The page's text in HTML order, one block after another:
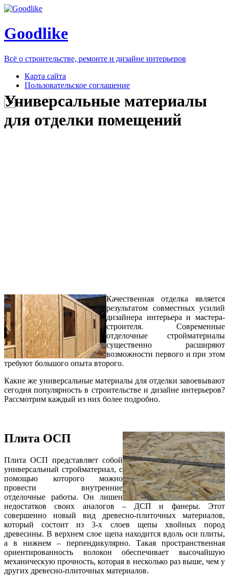
Goodlike
Всё о строительстве, ремонте и дизайне интерьеров
Карта сайта
Пользовательское соглашение
Универсальные материалы
для отделки помещений
Качественная отделка является
результатом совместных усилий
дизайнера интерьера и мастера-
строителя. Современные
отделочные стройматериалы
существенно расширяют
возможности первого и при этом
требуют большого опыта второго.
Какие же универсальные материалы для отделки завоевывают
сегодня популярность в строительстве и дизайне интерьеров?
Рассмотрим каждый из них более подробно.
Плита ОСП
Плита ОСП представляет собой
универсальный стройматериал, с
помощью которого можно
провести внутренние
отделочные работы. Он лишен
недостатков своих аналогов – ДСП и фанеры. Этот
совершенно новый вид древесно-плиточных материалов,
который состоит из 3-х слоев щепы хвойных пород
древесины. В верхнем слое щепа находится вдоль оси плиты,
а в нижнем – перпендикулярно. Такая пространственная
ориентированность волокон обеспечивает высочайшую
механическую прочность, которая в несколько раз выше, чем у
других древесно-плиточных материалов.